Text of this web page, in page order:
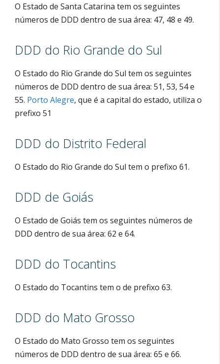
O Estado de Santa Catarina tem os seguintes
números de DDD dentro de sua área: 47, 48 e 49.
DDD do Rio Grande do Sul
O Estado do Rio Grande do Sul tem os seguintes
números de DDD dentro de sua área: 51, 53, 54 e
55. Porto Alegre, que é a capital do estado, utiliza o
prefixo 51
DDD do Distrito Federal
O Estado do Rio Grande do Sul tem o prefixo 61.
DDD de Goiás
O Estado de Goiás tem os seguintes números de
DDD dentro de sua área: 62 e 64.
DDD do Tocantins
O Estado do Tocantins tem o de prefixo 63.
DDD do Mato Grosso
O Estado do Mato Grosso tem os seguintes
números de DDD dentro de sua área: 65 e 66.